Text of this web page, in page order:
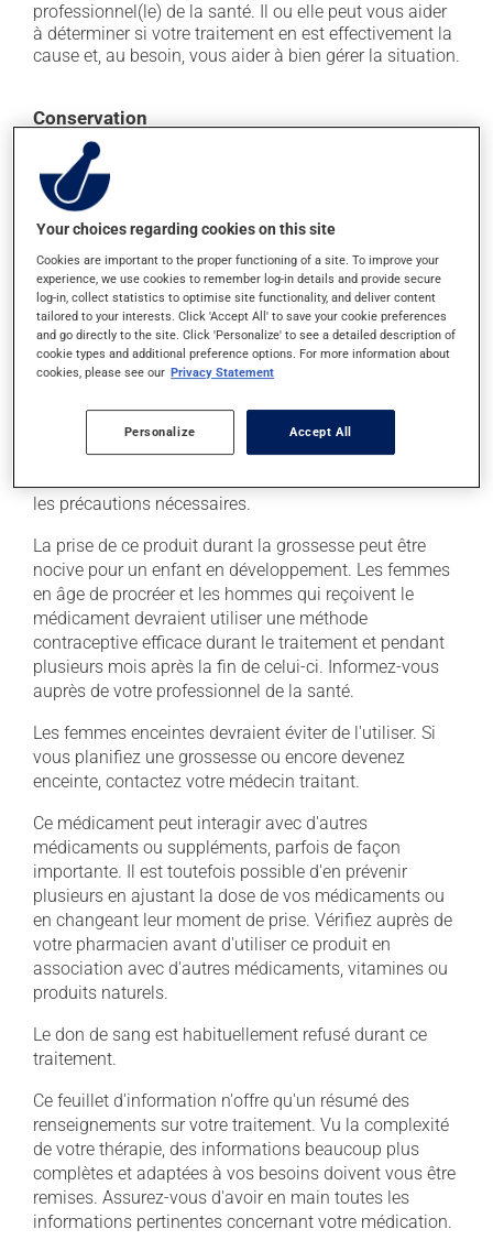
professionnel(le) de la santé. Il ou elle peut vous aider
à déterminer si votre traitement en est effectivement la
cause et, au besoin, vous aider à bien gérer la situation.
Conservation
Comme la plupart des médicaments, vous devriez
garder ce produit à la température ambiante.
Conservez-le dans un endroit sécuritaire où il ne sera
pas exposé à la chaleur, à l'humidité ou à la lumière du
soleil. Faites détruire de façon sécuritaire toute
quantité qui vous resterait après sa date de
péremption.
Information additionnelle
Bien que votre médicament soit adéquat dans votre
situation, il peut être nuisible pour les personnes de
votre entourage. Assurez-vous qu'un professionnel qui
les précautions nécessaires.
La prise de ce produit durant la grossesse peut être
nocive pour un enfant en développement. Les femmes
en âge de procréer et les hommes qui reçoivent le
médicament devraient utiliser une méthode
contraceptive efficace durant le traitement et pendant
plusieurs mois après la fin de celui-ci. Informez-vous
auprès de votre professionnel de la santé.
Les femmes enceintes devraient éviter de l'utiliser. Si
vous planifiez une grossesse ou encore devenez
enceinte, contactez votre médecin traitant.
Ce médicament peut interagir avec d'autres
médicaments ou suppléments, parfois de façon
importante. Il est toutefois possible d'en prévenir
plusieurs en ajustant la dose de vos médicaments ou
en changeant leur moment de prise. Vérifiez auprès de
votre pharmacien avant d'utiliser ce produit en
association avec d'autres médicaments, vitamines ou
produits naturels.
Le don de sang est habituellement refusé durant ce
traitement.
Ce feuillet d'information n'offre qu'un résumé des
renseignements sur votre traitement. Vu la complexité
de votre thérapie, des informations beaucoup plus
complètes et adaptées à vos besoins doivent vous être
remises. Assurez-vous d'avoir en main toutes les
informations pertinentes concernant votre médication.
Your choices regarding cookies on this site
Cookies are important to the proper functioning of a site. To improve your
experience, we use cookies to remember log-in details and provide secure
log-in, collect statistics to optimise site functionality, and deliver content
tailored to your interests. Click 'Accept All' to save your cookie preferences
and go directly to the site. Click 'Personalize' to see a detailed description of
cookie types and additional preference options. For more information about
cookies, please see our Privacy Statement
Personalize Accept All